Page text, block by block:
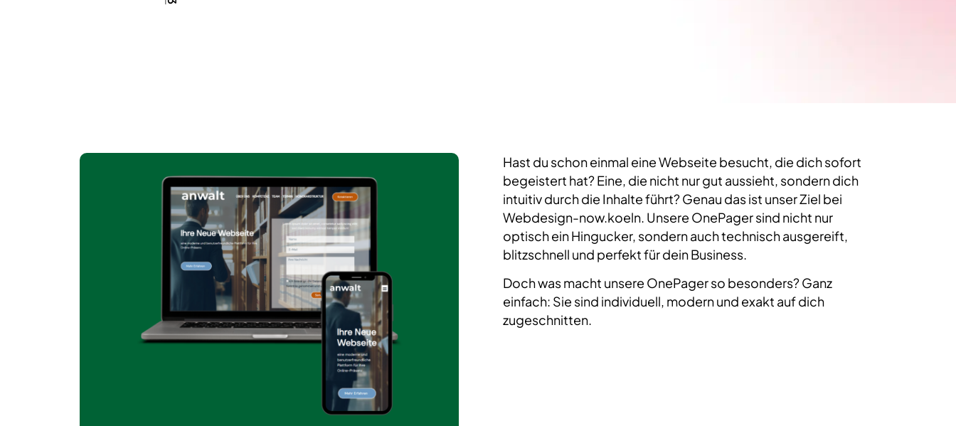
Hast du schon einmal eine Webseite besucht, die dich sofort
begeistert hat? Eine, die nicht nur gut aussieht, sondern dich
intuitiv durch die Inhalte führt? Genau das ist unser Ziel bei
Webdesign-now.koeln. Unsere OnePager sind nicht nur
optisch ein Hingucker, sondern auch technisch ausgereift,
blitzschnell und perfekt für dein Business.
Doch was macht unsere OnePager so besonders? Ganz
einfach: Sie sind individuell, modern und exakt auf dich
zugeschnitten.